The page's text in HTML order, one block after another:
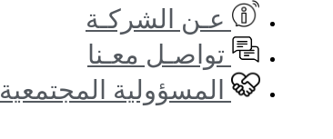
عـن الشركـة
تواصـل معـنا
المسؤولية المجتمعية